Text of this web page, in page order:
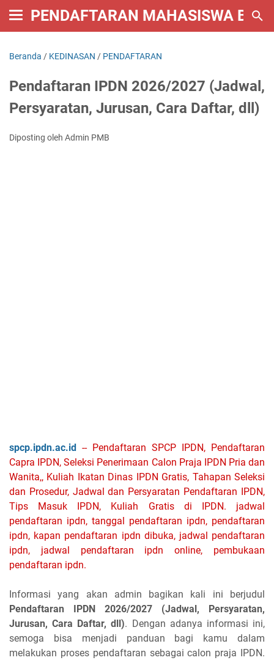
PENDAFTARAN MAHASISWA
Beranda / KEDINASAN / PENDAFTARAN
Pendaftaran IPDN 2026/2027 (Jadwal,
Persyaratan, Jurusan, Cara Daftar, dll)
Diposting oleh Admin PMB
spcp.ipdn.ac.id -- Pendaftaran SPCP IPDN, Pendaftaran
Capra IPDN, Seleksi Penerimaan Calon Praja IPDN Pria dan
Wanita,, Kuliah Ikatan Dinas IPDN Gratis, Tahapan Seleksi
dan Prosedur, Jadwal dan Persyaratan Pendaftaran IPDN,
Tips Masuk IPDN, Kuliah Gratis di IPDN. jadwal
pendaftaran ipdn, tanggal pendaftaran ipdn, pendaftaran
ipdn, kapan pendaftaran ipdn dibuka, jadwal pendaftaran
ipdn, jadwal pendaftaran ipdn online, pembukaan
pendaftaran ipdn.
Informasi yang akan admin bagikan kali ini berjudul
Pendaftaran IPDN 2026/2027 (Jadwal, Persyaratan,
Jurusan, Cara Daftar, dll). Dengan adanya informasi ini,
semoga bisa menjadi panduan bagi kamu dalam
melakukan proses pendaftaran sebagai calon praja IPDN.